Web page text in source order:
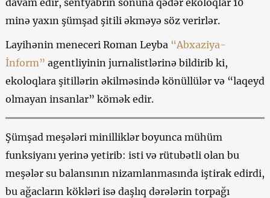
minə yaxın şümşad şitili əkməyə söz verirlər.
Layihənin meneceri Roman Leyba “Abxaziya-
İnform” agentliyinin jurnalistlərinə bildirib ki,
ekoloqlara şitillərin əkilməsində könüllülər və “laqeyd
olmayan insanlar” kömək edir.
Şümşad meşələri minilliklər boyunca mühüm
funksiyanı yerinə yetirib: isti və rütubətli olan bu
meşələr su balansının nizamlanmasında iştirak edirdi,
bu ağacların kökləri isə daşlıq dərələrin torpağı